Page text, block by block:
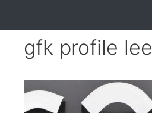
gfk profile